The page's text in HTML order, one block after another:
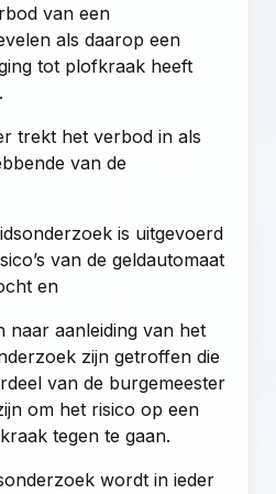
van een
als daarop een
tot plofkraak heeft
trekt het verbod in als
van de
is uitgevoerd
van de geldautomaat
en
naar aanleiding van het
zijn getroffen die
van de burgemeester
om het risico op een
tegen te gaan.
wordt in ieder